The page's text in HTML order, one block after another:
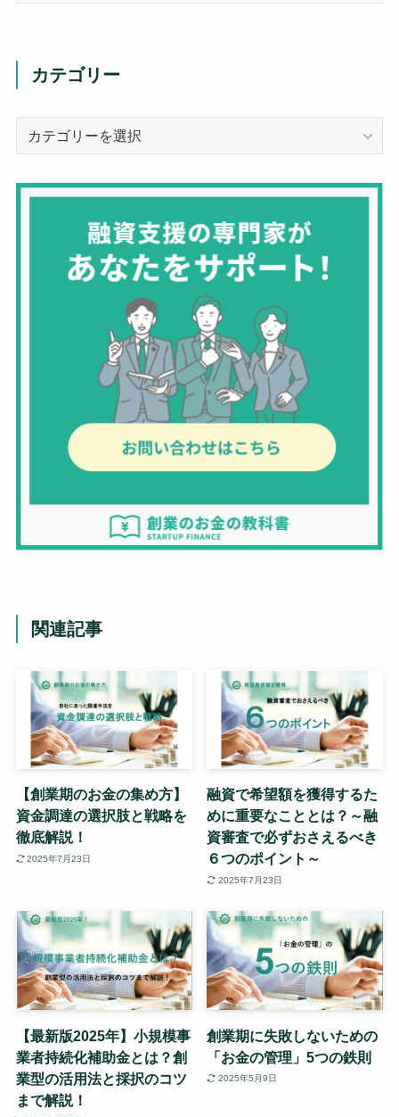
カテゴリー
リ
関連記事
【創業期のお金の集め方】
資金調達の選択肢と戦略を
徹底解説！
2025年7月23日
融資で希望額を獲得するた
めに重要なこととは？～融
資審査で必ずおさえるべき
６つのポイント～
2025年7月23日
【最新版2025年】小規模事
業者持続化補助金とは？創
業型の活用法と採択のコツ
まで解説！
創業期に失敗しないための
「お金の管理」5つの鉄則
2025年5月9日